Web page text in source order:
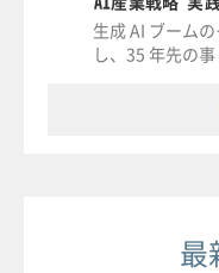
生成 AI ブーム
し、35 年先の事
最